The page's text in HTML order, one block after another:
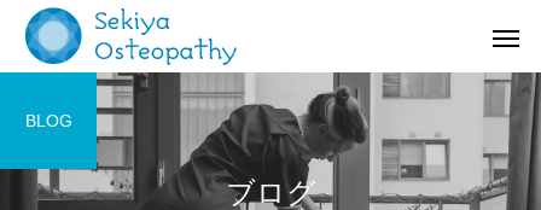
ブログ
BLOG